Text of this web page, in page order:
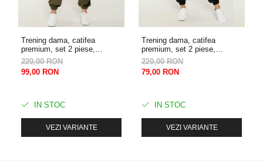
Trening dama, catifea
premium, set 2 piese,
buzunare laterale si gluga,
Kaki
220,00 RON
99,00 RON
IN STOC
VEZI VARIANTE
Trening dama, catifea
premium, set 2 piese,
buzunare laterale si gluga,
Negru
220,00 RON
79,00 RON
IN STOC
VEZI VARIANTE